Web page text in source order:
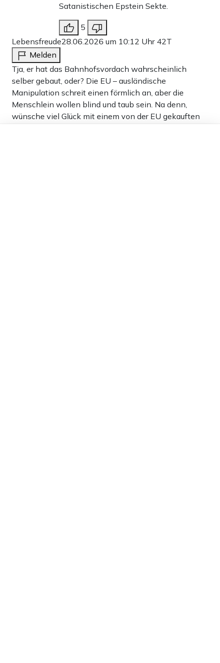
Satanistischen Epstein Sekte.
5
Lebensfreude28.06.2026 um 10:12 Uhr 42T
Melden
Tja, er hat das Bahnhofsvordach wahrscheinlich
selber gebaut, oder? Die EU – ausländische
Manipulation schreit einen förmlich an, aber die
Menschlein wollen blind und taub sein. Na denn,
wünsche viel Glück mit einem von der EU gekauften